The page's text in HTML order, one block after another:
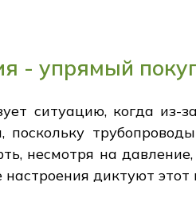
- упрямый
ситуацию, когда из-
несмотря на
диктуют этот